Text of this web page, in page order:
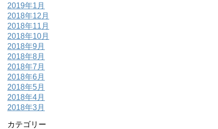
2019年1月
2018年12月
2018年11月
2018年10月
2018年9月
2018年8月
2018年7月
2018年6月
2018年5月
2018年4月
2018年3月
カテゴリー